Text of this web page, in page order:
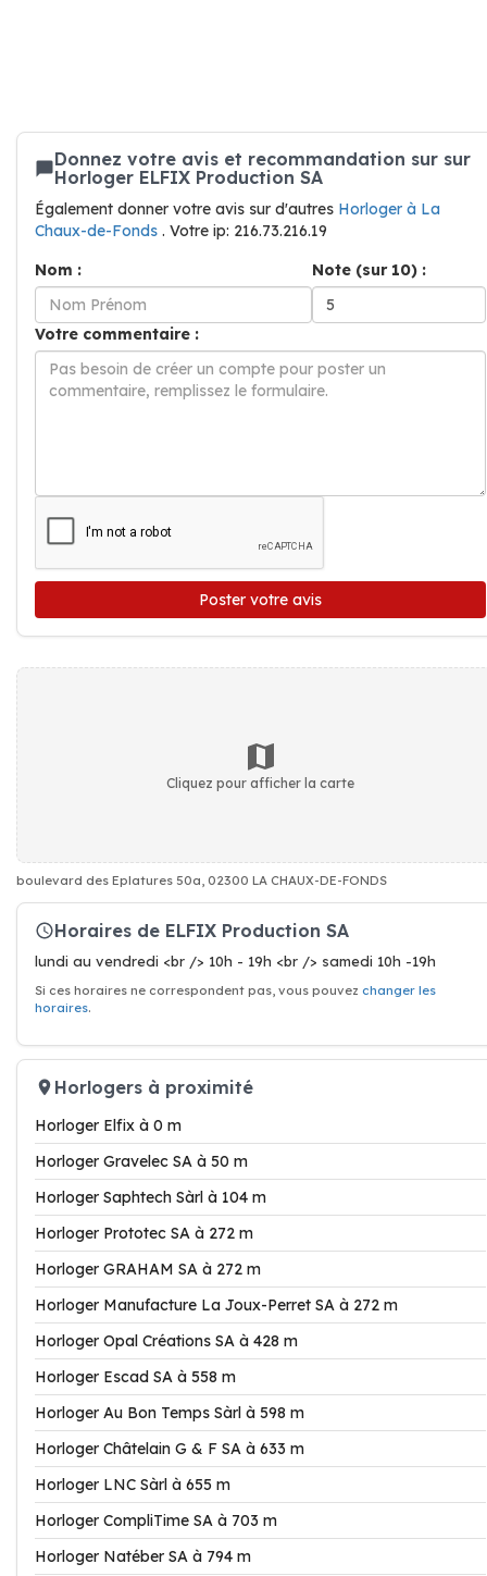
Donnez votre avis et recommandation sur sur
Horloger ELFIX Production SA
Également donner votre avis sur d'autres Horloger à La
Chaux-de-Fonds . Votre ip: 216.73.216.19
Nom :
Note (sur 10) :
Votre commentaire :
Poster votre avis
Cliquez pour afficher la carte
boulevard des Eplatures 50a, 02300 LA CHAUX-DE-FONDS
Horaires de ELFIX Production SA
lundi au vendredi <br /> 10h - 19h <br /> samedi 10h -19h
Si ces horaires ne correspondent pas, vous pouvez changer les
horaires.
Horlogers à proximité
Horloger Elfix à 0 m
Horloger Gravelec SA à 50 m
Horloger Saphtech Sàrl à 104 m
Horloger Prototec SA à 272 m
Horloger GRAHAM SA à 272 m
Horloger Manufacture La Joux-Perret SA à 272 m
Horloger Opal Créations SA à 428 m
Horloger Escad SA à 558 m
Horloger Au Bon Temps Sàrl à 598 m
Horloger Châtelain G & F SA à 633 m
Horloger LNC Sàrl à 655 m
Horloger CompliTime SA à 703 m
Horloger Natéber SA à 794 m